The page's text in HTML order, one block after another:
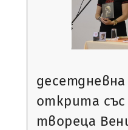
открита със
твореца